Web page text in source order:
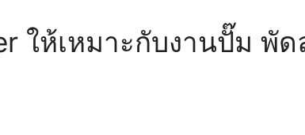
ให้เหมาะกับงานปั๊ม พัด